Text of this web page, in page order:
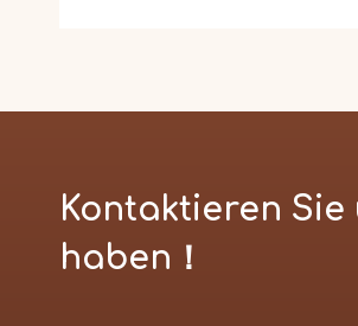
Kontaktieren Sie
haben！